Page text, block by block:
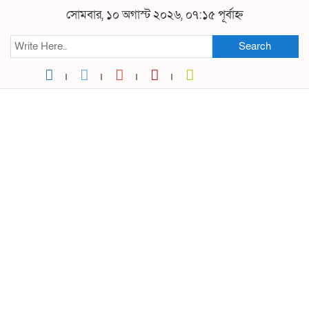
সোমবার, ১০ অগাস্ট ২০২৬, ০৭:১৫ পূর্বাহ্ন
Search